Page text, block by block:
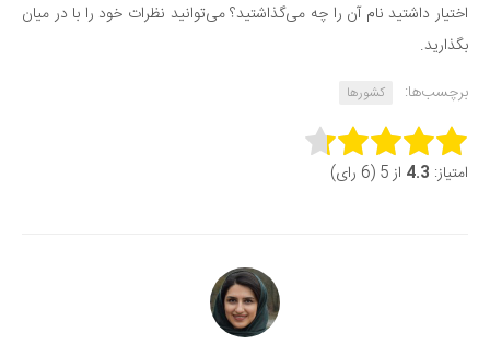
اختیار داشتید نام آن را چه می‌گذاشتید؟ می‌توانید نظرات خود را با در میان
بگذارید.
برچسب‌ها:
کشورها
Rate this item:
امتیاز: 4.3 از 5 (6 رای)